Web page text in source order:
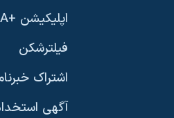
اپلیکیشن +VOA
فیلترشکن
اشتراک
آگهی